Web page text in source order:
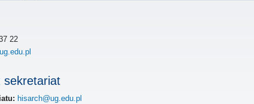
22
sekretariat
hisarch@ug.edu.pl